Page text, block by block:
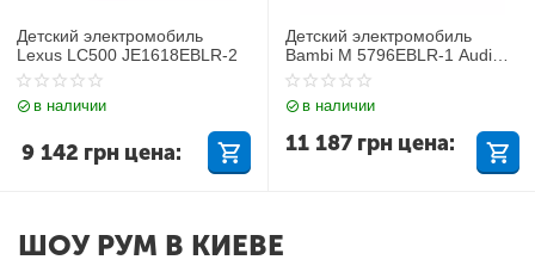
Детский электромобиль
Lexus LC500 JE1618EBLR-2
в наличии
9 142 грн цена:
Детский электромобиль
Bambi M 5796EBLR-1 Audi
Q7
в наличии
11 187 грн цена:
ШОУ РУМ В КИЕВЕ